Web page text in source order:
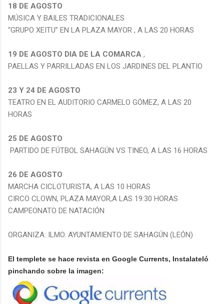
18 DE AGOSTO
MÚSICA Y BAILES TRADICIONALES
“GRUPO XEITU” EN LA PLAZA MAYOR , A LAS 20 HORAS
19 DE AGOSTO DIA DE LA COMARCA ,
PAELLAS Y PARRILLADAS EN LOS JARDINES DEL PLANTIO
23 Y 24 DE AGOSTO
TEATRO EN EL AUDITORIO CARMELO GÓMEZ, A LAS 20
HORAS
25 DE AGOSTO
PARTIDO DE FÚTBOL SAHAGÚN VS TINEO, A LAS 16 HORAS
26 DE AGOSTO
MARCHA CICLOTURISTA, A LAS 10 HORAS
CIRCO CLOWN, PLAZA MAYOR,A LAS 19:30 HORAS
CAMPEONATO DE NATACIÓN
ORGANIZA: ILMO. AYUNTAMIENTO DE SAHAGÚN (LEÓN)
El templete se hace revista en Google Currents, Instalateló
pinchando sobre la imagen: